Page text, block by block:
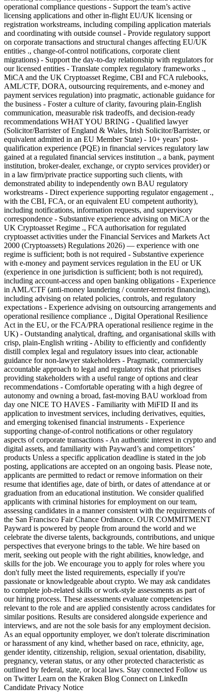
operational compliance questions - Support the team’s active
licensing applications and other in-flight EU/UK licensing or
registration workstreams, including compiling application materials
and coordinating with outside counsel - Provide regulatory support
on corporate transactions and structural changes affecting EU/UK
entities ., change-of-control notifications, corporate client
migrations) - Support the day-to-day relationship with regulators for
our licensed entities - Translate complex regulatory frameworks .,
MiCA and the UK Cryptoasset Regime, CBI and FCA rulebooks,
AML/CTF, DORA, outsourcing requirements, and e-money and
payment services regulation) into pragmatic, actionable guidance for
the business - Foster a culture of clarity, favouring plain-English
communication, measurable risk tradeoffs, and decision-ready
recommendations WHAT YOU BRING - Qualified lawyer
(Solicitor/Barrister of England & Wales, Irish Solicitor/Barrister, or
equivalent admitted in an EU Member State) - 10+ years’ post-
qualification experience (PQE) in financial services regulatory law
gained at a regulated financial services institution ., a bank, payment
institution, broker-dealer, exchange, or crypto services provider) or
in a law firm/private practice supporting such clients, with
demonstrated ability to independently own BAU regulatory
workstreams - Direct experience supporting regulator engagement .,
with the CBI, FCA, or an equivalent EU competent authority),
including notifications, information requests, and supervisory
correspondence - Substantive experience advising on MiCA or the
UK Cryptoasset Regime ., FCA authorisation for regulated
cryptoasset activities under the Financial Services and Markets Act
2000 (Cryptoassets) Regulations 2026) — experience with one
regime is sufficient; both is not required - Substantive experience
with e-money and payment services regulation in the EU or UK
(experience in one jurisdiction is sufficient; both is not required),
including account-access and open banking obligations - Experience
in AML/CTF (anti-money laundering / counter-terrorist financing),
including advising on related policies, controls, and regulatory
expectations - Experience advising on outsourcing arrangements and
operational resilience compliance ., Digital Operational Resilience
Act in the EU, or the FCA/PRA operational resilience regime in the
UK) - Outstanding analytical, drafting, and organisational skills with
crisp, plain-English writing - Ability to efficiently and confidently
distill complex legal and regulatory issues into clear, actionable
guidance for non-lawyer stakeholders - Pragmatic, commercially
accountable approach to legal and regulatory risk that prioritises
providing stakeholders with a useful range of options and clear
recommendations - Comfortable operating with a high degree of
autonomy and owning a broad, fast-moving BAU workload from
day one NICE TO HAVES - Familiarity with MiFID II and its
application to investment services, including derivatives, equities,
and emerging tokenised financial instruments - Experience
supporting change-of-control notifications or other regulatory
aspects of corporate transactions - An authentic interest in crypto and
digital assets, and familiarity with Payward’s and competitors’
products Unless a specific application deadline is stated in the job
posting, applications are accepted on an ongoing basis. Please note,
applicants are permitted to redact or remove information on their
resume that identifies age, date of birth, or dates of attendance at or
graduation from an educational institution. We consider qualified
applicants with criminal histories for employment on our team,
assessing candidates in a manner consistent with the requirements of
the San Francisco Fair Chance Ordinance. OUR COMMITMENT
Payward is powered by people from around the world and we
celebrate the diverse talents, backgrounds, contributions, and unique
perspectives that everyone brings to the table. We hire based on
merit, seeking out people with the right abilities, knowledge, and
skills for the job. We encourage you to apply for roles where you
don't fully meet the listed requirements, especially if you're
passionate or knowledgeable about crypto. We may ask candidates
to complete job-related skills or work-style assessments as part of
our hiring process. These assessments evaluate competencies
relevant to the role and are applied consistently across candidates for
similar positions. Results are considered alongside experience and
interviews, and are not the sole basis for any employment decision.
As an equal opportunity employer, we don't tolerate discrimination
or harassment of any kind, whether based on race, ethnicity, age,
gender identity, citizenship, religion, sexual orientation, disability,
pregnancy, veteran status, or any other protected characteristic as
outlined by federal, state, or local laws. Stay connected Follow us
on Twitter Learn on the Kraken Blog Connect on LinkedIn
Candidate Privacy Notice